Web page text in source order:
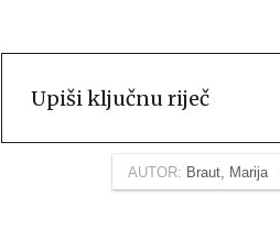
AUTOR: Braut, Marija